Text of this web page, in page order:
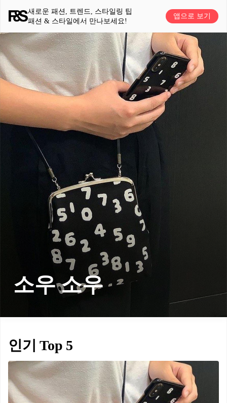
새로운 패션, 트렌드, 스타일링 팁
패션 & 스타일에서 만나보세요!
앱으로 보기
소우 소우
인기 Top 5